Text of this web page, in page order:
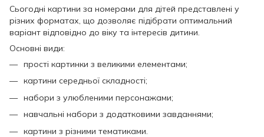
Сьогодні картини за номерами для дітей представлені у
різних форматах, що дозволяє підібрати оптимальний
варіант відповідно до віку та інтересів дитини.
Основні види:
прості картинки з великими елементами;
картини середньої складності;
набори з улюбленими персонажами;
навчальні набори з додатковими завданнями;
картини з різними тематиками.